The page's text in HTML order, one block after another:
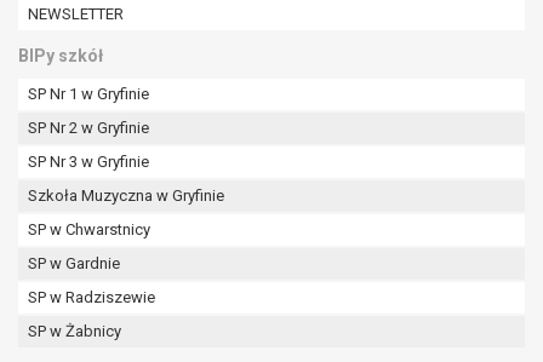
NEWSLETTER
BIPy szkół
SP Nr 1 w Gryfinie
SP Nr 2 w Gryfinie
SP Nr 3 w Gryfinie
Szkoła Muzyczna w Gryfinie
SP w Chwarstnicy
SP w Gardnie
SP w Radziszewie
SP w Żabnicy